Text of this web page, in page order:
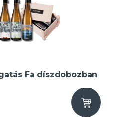
Fa díszdobozban